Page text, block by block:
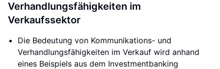
Verhandlungsfähigkeiten im
Verkaufssektor
Die Bedeutung von Kommunikations- und
Verhandlungsfähigkeiten im Verkauf wird anhand
eines Beispiels aus dem Investmentbanking